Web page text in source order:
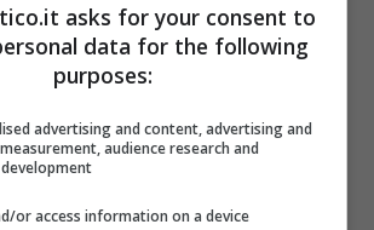
intende aprire un account Gmail.
campi e segui le istruzione per
registrazione. Una volta registrato
accesso inserisci l’indirizzo
registrato e password. Se tutto è
alto a destra apparirà il tuo
asks for your consent to
data for the following
purposes:
advertising and content, advertising and
audience research and
or access information on a device